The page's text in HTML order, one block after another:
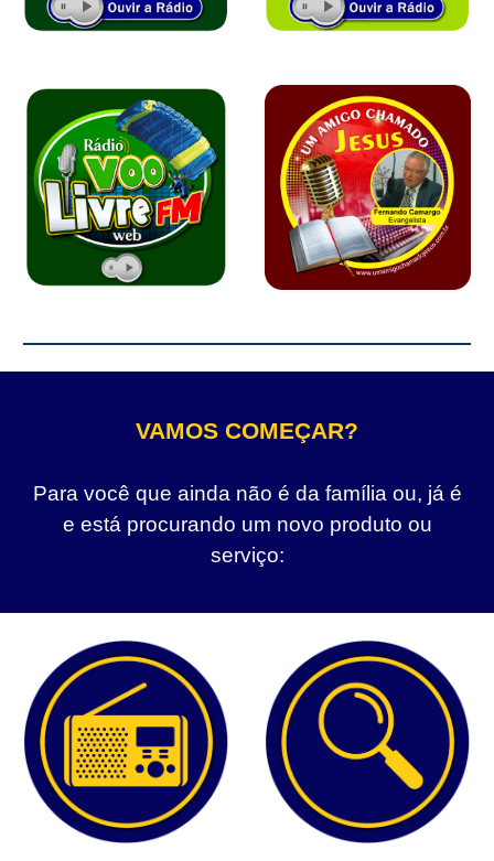
VAMOS COMEÇAR?
Para você que ainda não é da família ou, já é
e está procurando um novo produto ou
serviço: